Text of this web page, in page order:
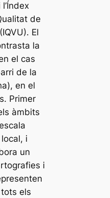
de
El
la
el cas
de la
en el
Primer
àmbits
i
un
i
els